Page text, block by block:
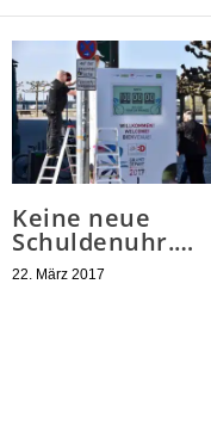
Keine neue
Schuldenuhr.…
22. März 2017